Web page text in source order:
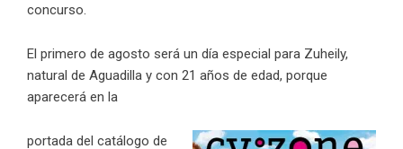
concurso.
El primero de agosto será un día especial para Zuheily,
natural de Aguadilla y con 21 años de edad, porque
aparecerá en la
portada del catálogo de